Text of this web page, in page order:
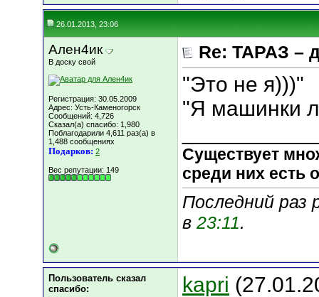
26.01.2013, 23:06
Ален4ик
В доску свой
Регистрация: 30.05.2009
Адрес: Усть-Каменогорск
Сообщений: 4,726
Сказал(а) спасибо: 1,980
Поблагодарили 4,611 раз(а) в
1,488 сообщениях
Подарков: 2
Вес репутации: 149
Re: ТАРАЗ –
"Это не я)))"
"Я машинки
Существует
среди них есть
Последний раз
в 23:11.
Пользователь сказал
cпасибо:
kapri